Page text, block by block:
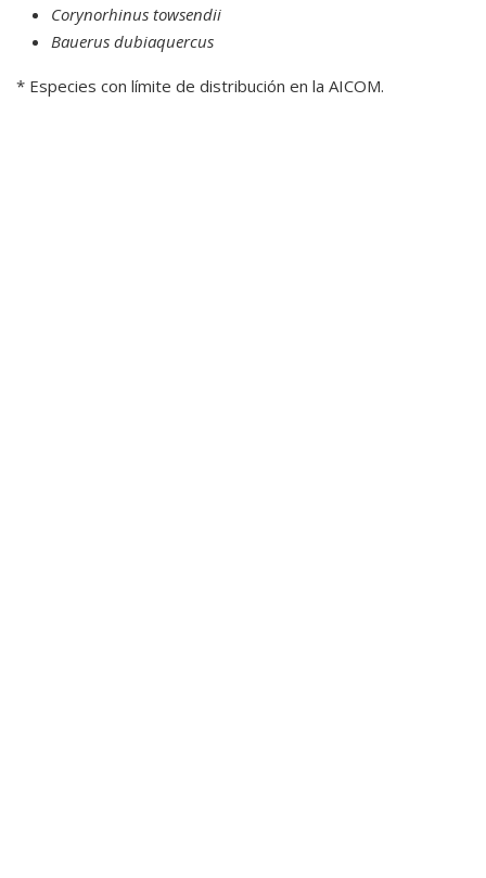
Corynorhinus towsendii
Bauerus dubiaquercus
* Especies con límite de distribución en la AICOM.